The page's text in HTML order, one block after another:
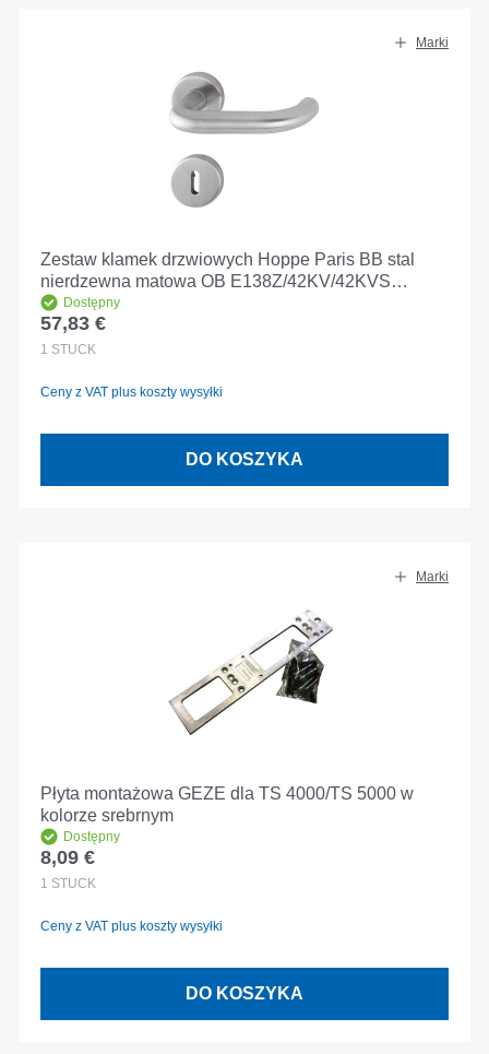
Marki
Zestaw klamek drzwiowych Hoppe Paris BB stal
nierdzewna matowa OB E138Z/42KV/42KVS
3290074
Dostępny
Cena regularna:
57,83 €
1 STÜCK
Ceny z VAT plus koszty wysyłki
DO KOSZYKA
Marki
Płyta montażowa GEZE dla TS 4000/TS 5000 w
kolorze srebrnym
Dostępny
Cena regularna:
8,09 €
1 STÜCK
Ceny z VAT plus koszty wysyłki
DO KOSZYKA